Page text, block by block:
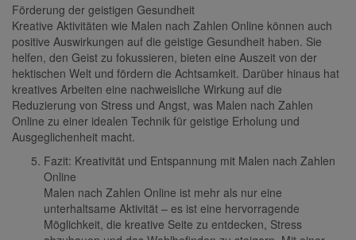
Förderung der geistigen Gesundheit
Kreative Aktivitäten wie Malen nach Zahlen Online können auch
positive Auswirkungen auf die geistige Gesundheit haben. Sie
helfen, den Geist zu fokussieren, bieten eine Auszeit von der
hektischen Welt und fördern die Achtsamkeit. Darüber hinaus hat
kreatives Arbeiten eine nachweisliche Wirkung auf die
Reduzierung von Stress und Angst, was Malen nach Zahlen
Online zu einer idealen Technik für geistige Erholung und
Ausgeglichenheit macht.
Fazit: Kreativität und Entspannung mit Malen nach Zahlen
Online
Malen nach Zahlen Online ist mehr als nur eine
unterhaltsame Aktivität – es ist eine hervorragende
Möglichkeit, die kreative Seite zu entdecken, Stress